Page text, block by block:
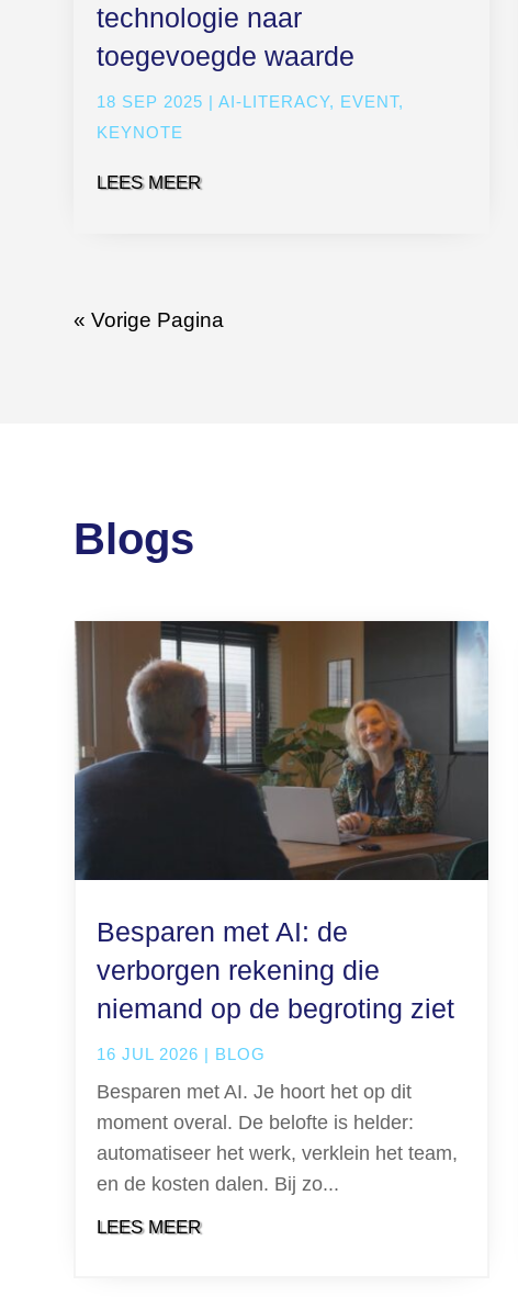
technologie naar
toegevoegde waarde
18 SEP 2025 |AI-LITERACY, EVENT,
KEYNOTE
LEES MEER
« Vorige Pagina
Blogs
Besparen met AI: de
verborgen rekening die
niemand op de begroting ziet
16 JUL 2026 | BLOG
Besparen met AI. Je hoort het op dit
moment overal. De belofte is helder:
automatiseer het werk, verklein het team,
en de kosten dalen. Bij zo...
LEES MEER